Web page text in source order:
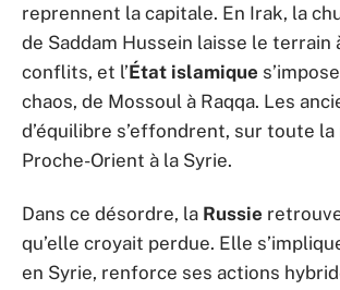
reprennent la capitale. En Irak, la
de Saddam Hussein laisse le terrain
conflits, et l’État islamique
chaos, de Mossoul à Raqqa. Les
d’équilibre s’effondrent, sur toute la
Proche-Orient à la Syrie.
Dans ce désordre, la Russie
qu’elle croyait perdue. Elle
en Syrie, renforce ses actions